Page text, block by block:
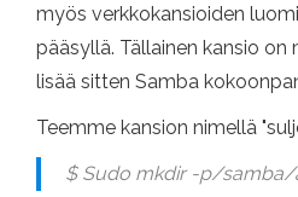
myös verkkokansioiden
pääsyllä. Tällainen kansio on
lisää sitten Samba
Teemme kansion nimellä
$ Sudo mkdir -p/